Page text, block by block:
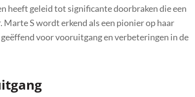
heeft geleid tot significante doorbraken die een
S wordt erkend als een pionier op haar
voor vooruitgang en verbeteringen in de